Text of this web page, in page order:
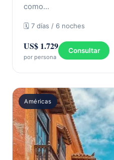
como…
🗓 7 días / 6 noches
US$ 1.729
por persona
Consultar
Américas